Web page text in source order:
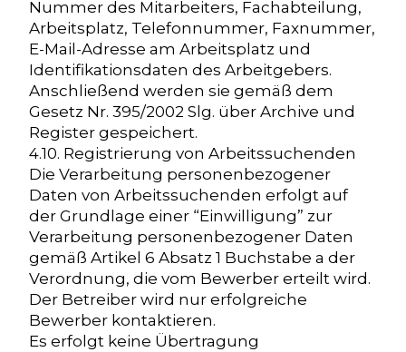
Nummer des Mitarbeiters, Fachabteilung,
Arbeitsplatz, Telefonnummer, Faxnummer,
E-Mail-Adresse am Arbeitsplatz und
Identifikationsdaten des Arbeitgebers.
Anschließend werden sie gemäß dem
Gesetz Nr. 395/2002 Slg. über Archive und
Register gespeichert.
4.10. Registrierung von Arbeitssuchenden
Die Verarbeitung personenbezogener
Daten von Arbeitssuchenden erfolgt auf
der Grundlage einer “Einwilligung” zur
Verarbeitung personenbezogener Daten
gemäß Artikel 6 Absatz 1 Buchstabe a der
Verordnung, die vom Bewerber erteilt wird.
Der Betreiber wird nur erfolgreiche
Bewerber kontaktieren.
Es erfolgt keine Übertragung